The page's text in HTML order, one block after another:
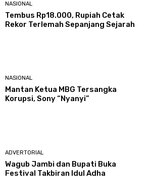
NASIONAL
Tembus Rp18.000, Rupiah Cetak
Rekor Terlemah Sepanjang Sejarah
NASIONAL
Mantan Ketua MBG Tersangka
Korupsi, Sony “Nyanyi”
ADVERTORIAL
Wagub Jambi dan Bupati Buka
Festival Takbiran Idul Adha